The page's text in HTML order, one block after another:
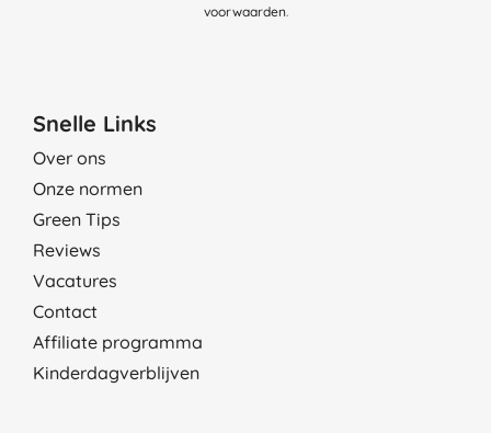
voorwaarden.
Snelle Links
Over ons
Onze normen
Green Tips
Reviews
Vacatures
Contact
Affiliate programma
Kinderdagverblijven